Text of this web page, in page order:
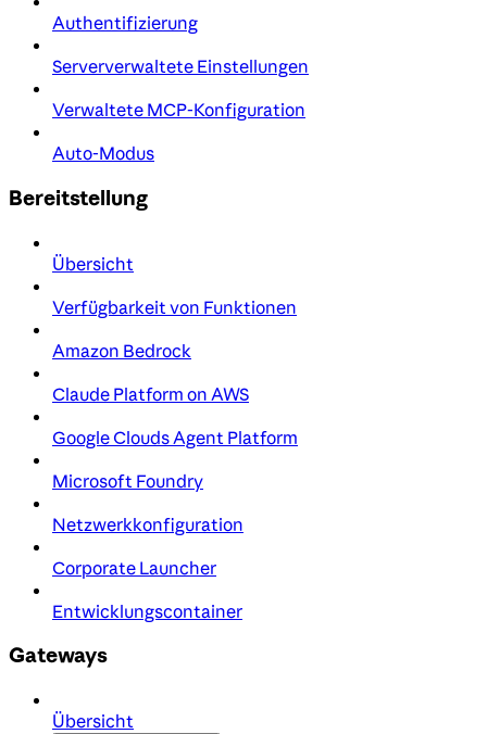
Authentifizierung
Serververwaltete Einstellungen
Verwaltete MCP-Konfiguration
Auto-Modus
Bereitstellung
Übersicht
Verfügbarkeit von Funktionen
Amazon Bedrock
Claude Platform on AWS
Google Clouds Agent Platform
Microsoft Foundry
Netzwerkkonfiguration
Corporate Launcher
Entwicklungscontainer
Gateways
Übersicht